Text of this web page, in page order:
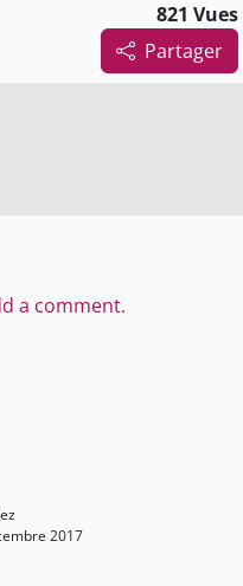
821 Vues
Partager
a comment.
2017